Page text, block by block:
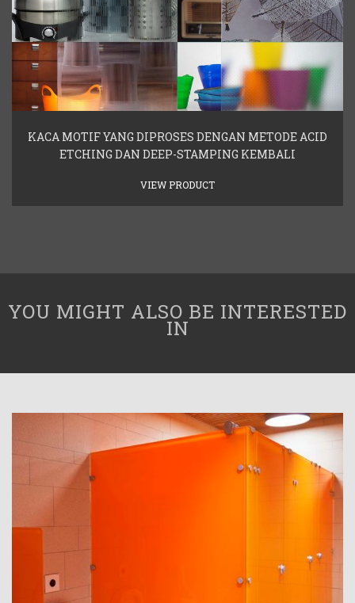
KACA MOTIF YANG DIPROSES DENGAN METODE ACID
ETCHING DAN DEEP-STAMPING KEMBALI
VIEW PRODUCT
YOU MIGHT ALSO BE INTERESTED
IN